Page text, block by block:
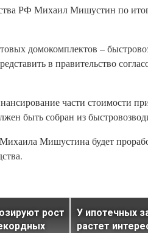
РФ Михаил Мишустин по
домокомплектов –
в правительство
части стоимости
быть собран из
Мишустина будет
рост
У ипотечных
растет